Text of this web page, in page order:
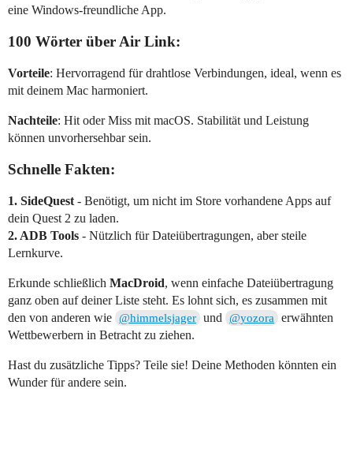
eine Windows-freundliche App.
100 Wörter über Air Link:
Vorteile: Hervorragend für drahtlose Verbindungen, ideal, wenn es
mit deinem Mac harmoniert.
Nachteile: Hit oder Miss mit macOS. Stabilität und Leistung
können unvorhersehbar sein.
Schnelle Fakten:
1. SideQuest - Benötigt, um nicht im Store vorhandene Apps auf
dein Quest 2 zu laden.
2. ADB Tools - Nützlich für Dateiübertragungen, aber steile
Lernkurve.
Erkunde schließlich MacDroid, wenn einfache Dateiübertragung
ganz oben auf deiner Liste steht. Es lohnt sich, es zusammen mit
den von anderen wie @himmelsjager und @yozora
erwähnten
Wettbewerbern in Betracht zu ziehen.
Hast du zusätzliche Tipps? Teile sie! Deine Methoden könnten ein
Wunder für andere sein.